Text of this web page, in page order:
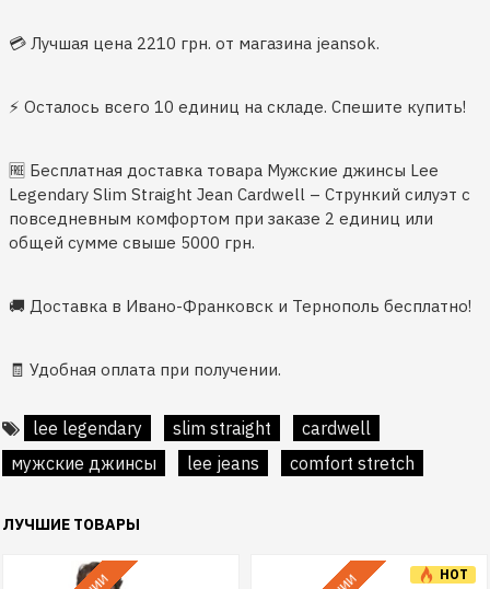
💳 Лучшая цена 2210 грн. от магазина jeansok.
⚡️ Осталось всего 10 единиц на складе. Спешите купить!
🆓 Бесплатная доставка товара Мужские джинсы Lee
Legendary Slim Straight Jean Cardwell – Стрункий силуэт с
повседневным комфортом при заказе 2 единиц или
общей сумме свыше 5000 грн.
🚚 Доставка в Ивано-Франковск и Тернополь бесплатно!
🧾 Удобная оплата при получении.
lee legendary slim straight
cardwell
мужские джинсы
lee jeans comfort stretch
ЛУЧШИЕ ТОВАРЫ
HOT